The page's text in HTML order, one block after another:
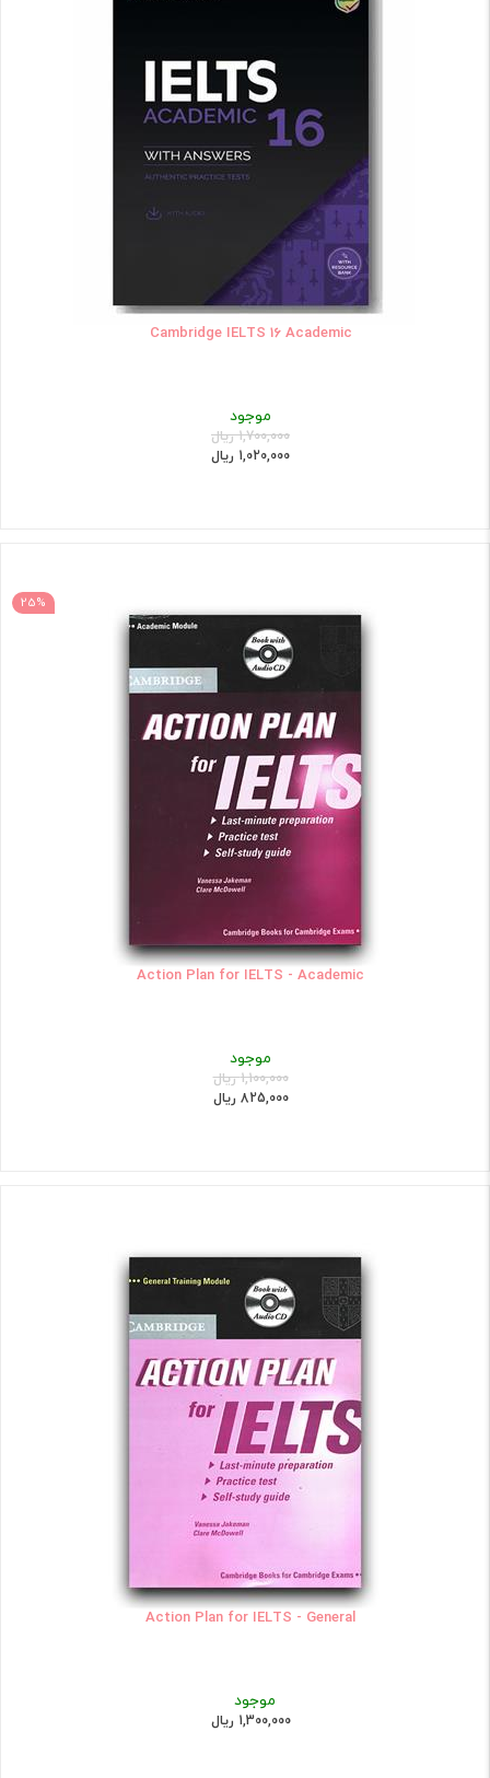
Cambridge IELTS 16 Academic
موجود
1,700,000 ریال
1,020,000 ریال
25%
Action Plan for IELTS - Academic
موجود
1,100,000 ریال
825,000 ریال
Action Plan for IELTS - General
موجود
1,300,000 ریال